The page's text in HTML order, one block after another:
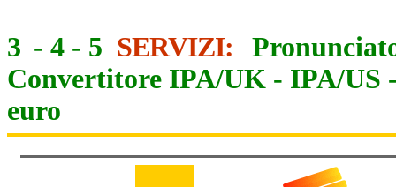
3 - 4 - 5 SERVIZI:
Convertitore IPA/UK - IPA/US
euro